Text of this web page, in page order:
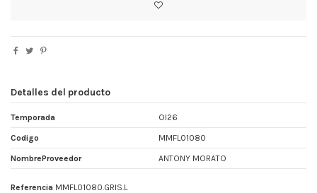
Detalles del producto
Temporada OI26
Codigo MMFL01080
NombreProveedor ANTONY MORATO
Referencia MMFL01080.GRIS.L